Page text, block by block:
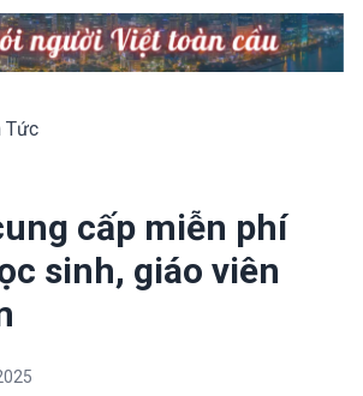
Tức
cấp miễn phí
sinh, giáo viên